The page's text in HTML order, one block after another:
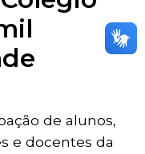
de alunos,
e docentes da